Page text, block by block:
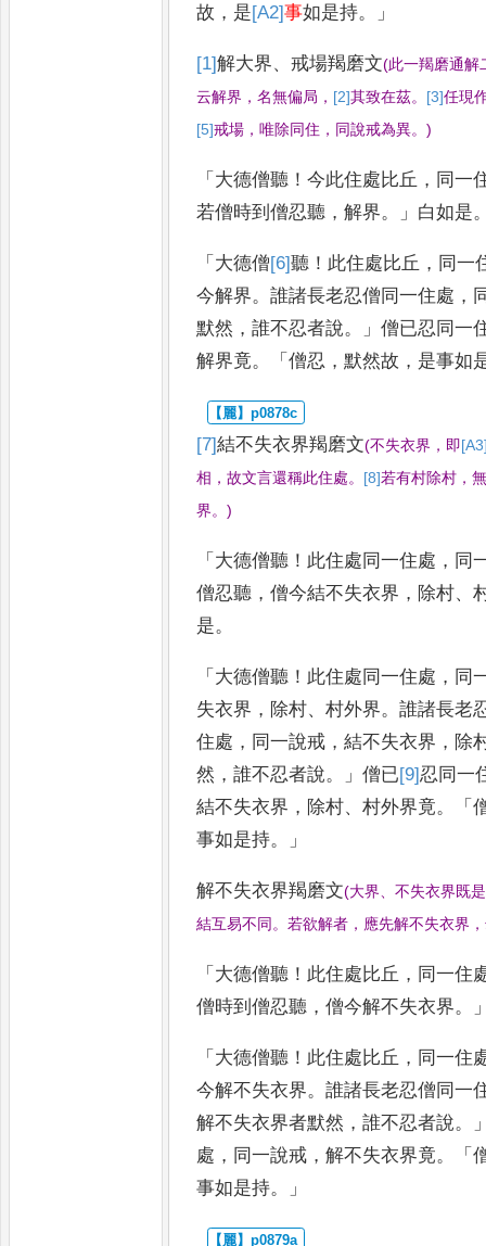
故 ， 是[A2]事如是持。」
[1]解大界、戒場羯磨文(此一羯磨通解
云解界 ，名無偏局 ， [2]其致在茲。 [3]任現
[5]戒場 ，唯除同住 ， 同說戒為異。)
「 大德僧聽 ！今此住處比丘 ， 同一
若僧時到僧忍聽 ，解界。」 白如是
「 大德僧[6]聽 ！ 此住處比丘 ， 同一
今解界。誰諸長老忍僧同一住處 ，
默然 ，誰不忍者說。」僧已忍同一
解界竟。「僧忍 ，默然故 ， 是事如
[7]結不失衣界羯磨文(不失衣界 ， 即
相 ，故文言還稱此住處。 [8]若有村除村 ，
界。)
「 大德僧聽 ！ 此住處同一住處 ， 同
僧忍聽 ，僧今結不失衣界 ， 除村、
是。
「 大德僧聽 ！ 此住處同一住處 ， 同
失衣界 ， 除村、村外界。誰諸長老
住處 ， 同一說戒 ，結不失衣界 ， 除
然 ，誰不忍者說。」僧已[9]忍同一
結不失衣界 ， 除村、村外界竟。 「
事如是持。」
解不失衣界羯磨文(大界 、不失衣界既
結互易不同 。若欲解者 ， 應先解不失衣界 ，
「 大德僧聽 ！ 此住處比丘 ， 同一住
僧時到僧忍聽 ，僧今解不失衣界。
「 大德僧聽 ！ 此住處比丘 ， 同一住
今解不失衣界。誰諸長老忍僧同一
解不失衣界者默然 ，誰不忍者說。
處 ， 同一說戒 ，解不失衣界竟。 「
事如是持。」